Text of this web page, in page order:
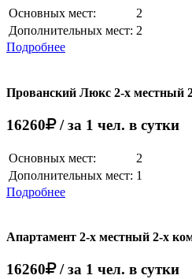
Основных мест:
2
Дополнительных мест: 2
Подробнее
Прованский Люкс 2-х местный
16260 / за 1 чел. в сутки
Основных мест:
2
Дополнительных мест: 1
Подробнее
Апартамент 2-х местный 2-х
16260 / за 1 чел. в сутки